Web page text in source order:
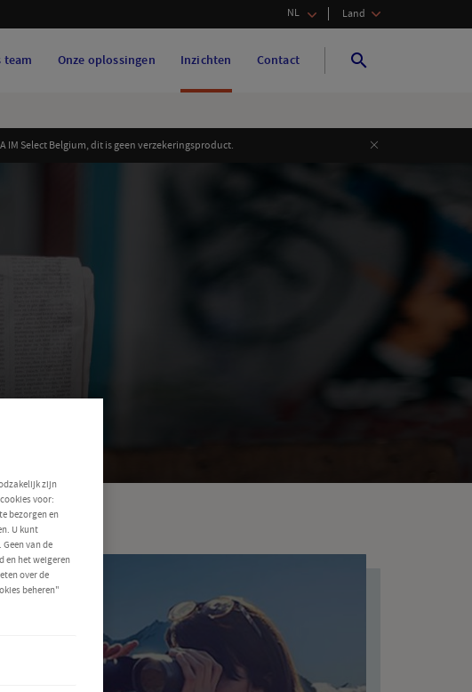
NL Land
team Onze oplossingen Inzichten Contact Search
Select Belgium, dit is geen verzekeringsproduct. Close
zijn
voor:
bezorgen en
U kunt
van de
en het weigeren
over de
beheren"